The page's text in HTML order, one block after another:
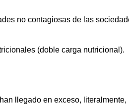
no contagiosas de las
(doble carga nutricional).
llegado en exceso, literalmente,